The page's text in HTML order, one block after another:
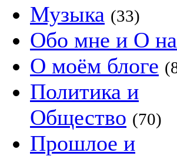
Музыка (33)
Обо мне и О
О моём блоге
Политика и
Общество (70)
Прошлое и